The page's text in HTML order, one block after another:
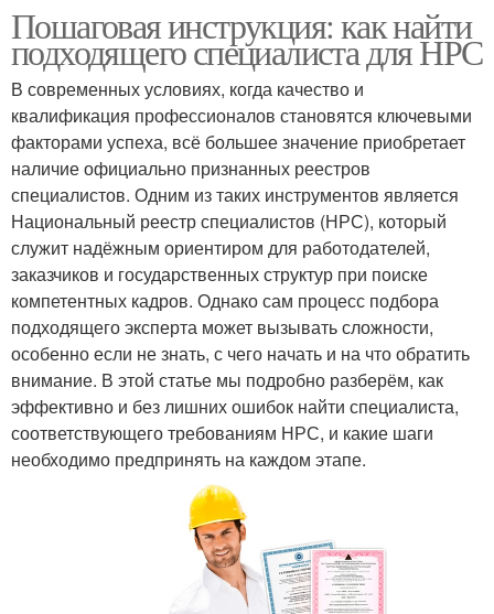
Пошаговая инструкция: как найти
подходящего специалиста для НРС
В современных условиях, когда качество и
квалификация профессионалов становятся ключевыми
факторами успеха, всё большее значение приобретает
наличие официально признанных реестров
специалистов. Одним из таких инструментов является
Национальный реестр специалистов (НРС), который
служит надёжным ориентиром для работодателей,
заказчиков и государственных структур при поиске
компетентных кадров. Однако сам процесс подбора
подходящего эксперта может вызывать сложности,
особенно если не знать, с чего начать и на что обратить
внимание. В этой статье мы подробно разберём, как
эффективно и без лишних ошибок найти специалиста,
соответствующего требованиям НРС, и какие шаги
необходимо предпринять на каждом этапе.